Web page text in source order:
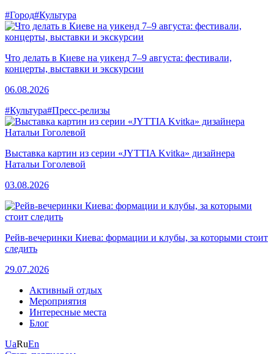
#Город#Культура
Что делать в Киеве на уикенд 7–9 августа: фестивали,
концерты, выставки и экскурсии
06.08.2026
#Культура#Пресс-релизы
Выставка картин из серии «JYTTIA Kvitka» дизайнера
Натальи Гоголевой
03.08.2026
Рейв-вечеринки Киева: формации и клубы, за которыми стоит
следить
29.07.2026
Активный отдых
Мероприятия
Интересные места
Блог
UaRuEn